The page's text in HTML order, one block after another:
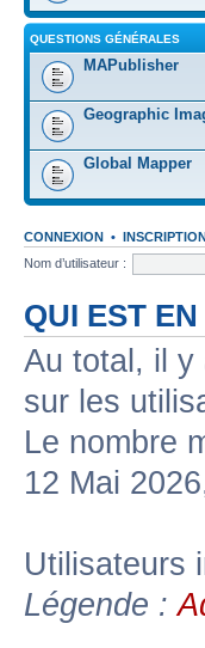
QUESTIONS GÉNÉRALES
MAPublisher
Geographic
Global Mapper
CONNEXION •
Nom d’utilisateur :
QUI EST
Au total, il y
sur les
Le nombre
12 Mai
Utilisateurs
Légende :